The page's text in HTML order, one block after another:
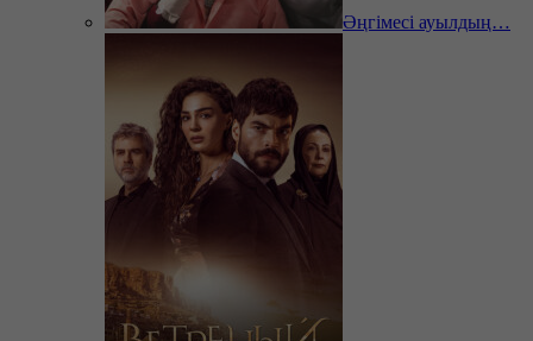
Әңгімесі ауылдың…